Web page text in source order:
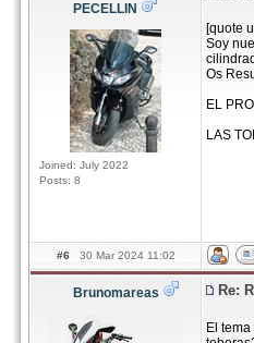
PECELLIN
Joined: July 2022
Posts: 8
[quote
Soy
Os
EL
LAS
#6 30 Mar 2024 11:02
Brunomareas Re:
El